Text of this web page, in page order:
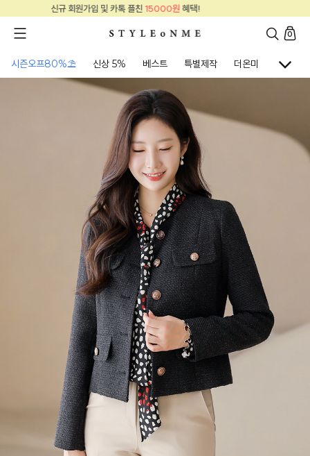
신규 회원가입 및 카톡 플친
0
시즌오프80%⛱ 신상 5% 베스트 특별제작 더온미 골프웨어